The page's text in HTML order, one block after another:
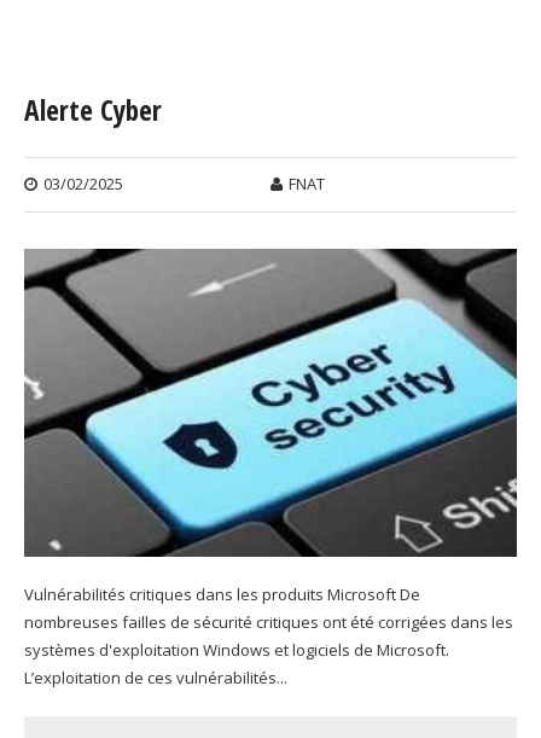
Alerte Cyber
03/02/2025 FNAT
Vulnérabilités critiques dans les produits Microsoft De
nombreuses failles de sécurité critiques ont été corrigées dans les
systèmes d'exploitation Windows et logiciels de Microsoft.
L’exploitation de ces vulnérabilités...